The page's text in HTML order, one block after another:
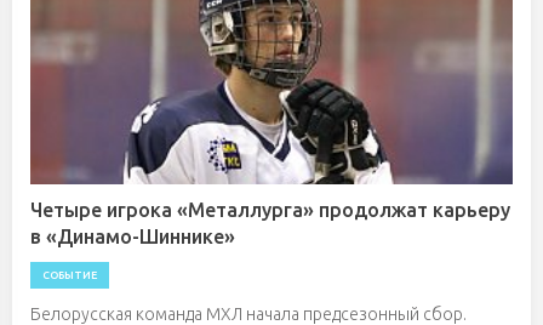
Четыре игрока «Металлурга» продолжат карьеру
в «Динамо-Шиннике»
СОБЫТИЕ
Белорусская команда МХЛ начала предсезонный сбор.